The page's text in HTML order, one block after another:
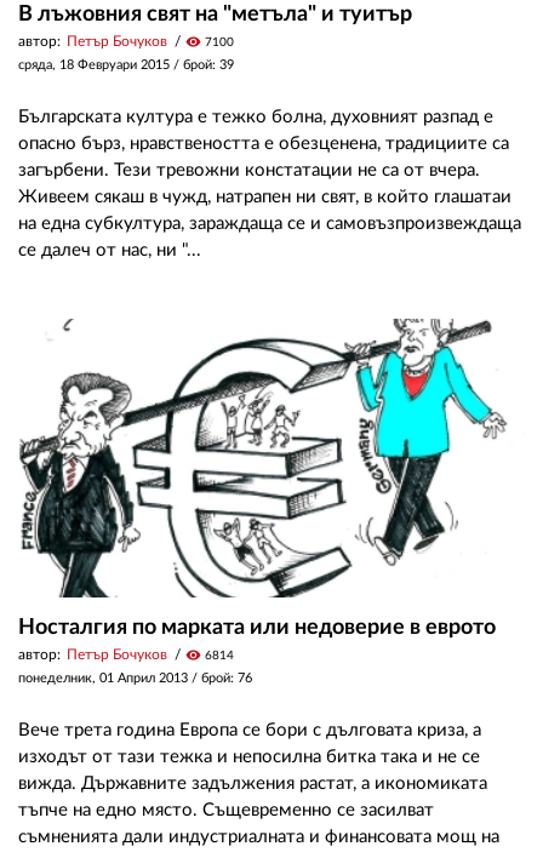
В лъжовния свят на "метъла" и туитър
автор: Петър Бочуков visibility 7100
сряда, 18 Февруари 2015 / брой: 39
Българската култура е тежко болна, духовният разпад е
опасно бърз, нравствеността е обeзценена, традициите са
загърбени. Тези тревожни констатации не са от вчера.
Живеем сякаш в чужд, натрапен ни свят, в който глашатаи
на една субкултура, зараждаща се и самовъзпроизвеждаща
се далеч от нас, ни "...
Носталгия по марката или недоверие в еврото
автор: Петър Бочуков visibility 6814
понеделник, 01 Април 2013 / брой: 76
Вече трета година Европа се бори с дълговата криза, а
изходът от тази тежка и непосилна битка така и не се
вижда. Държавните задължения растат, а икономиката
тъпче на едно място. Същевременно се засилват
съмненията дали индустриалната и финансовата мощ на